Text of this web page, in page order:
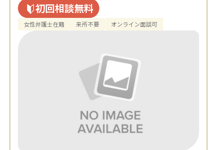
初回相談無料
女性弁護士在籍 来所不要 オンライン面談可